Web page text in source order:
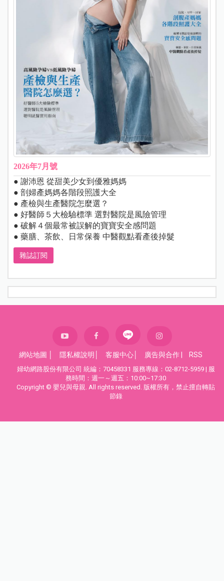
2026年7月號
● 謝沛恩 從甜美少女到優雅媽媽
● 剖婦產媽媽各階段照護大全
● 產檢與生產醫院怎麼選？
● 好醫師５大檢驗標準 選對醫院是風險管理
● 破解４個最常被誤解的寶寶安全感問題
● 藥膳、茶飲、日常保養 中醫觀點看產後掉髮
雜誌訂閱
網站地圖 隱私權說明 客服中心 廣告與合作 RSS
婦幼網路股份有限公司 統編：70458331 服務專線：02-8712-5959 | 服
務時間：週一～週五：10:00~17:30
Copyright © 嬰兒與母親. All rights reserved. 版權所有，禁止擅自轉貼
節錄